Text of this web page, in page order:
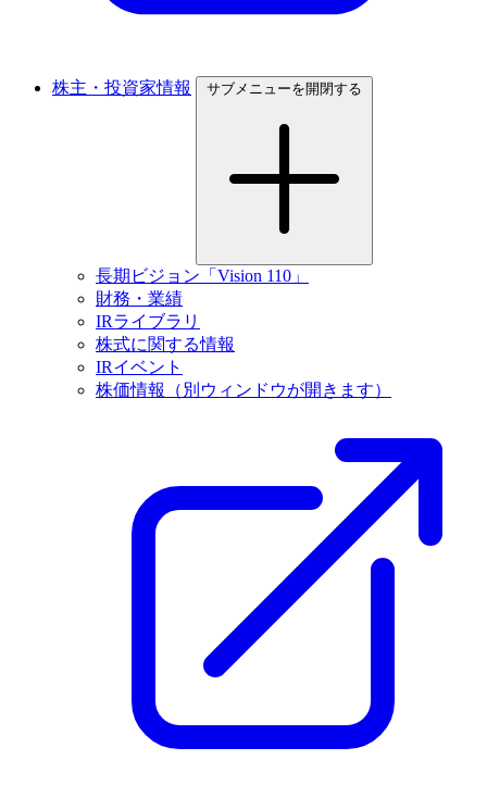
株主・投資家情報 サブメニューを開閉する
長期ビジョン「Vision 110」
財務・業績
IRライブラリ
株式に関する情報
IRイベント
株価情報
（別ウィンドウが開きます）